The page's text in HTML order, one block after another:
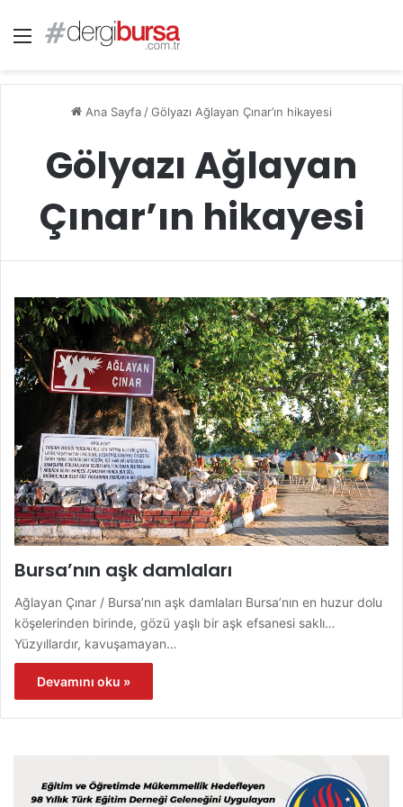
Menü
Ana Sayfa /Gölyazı Ağlayan Çınar’ın hikayesi
Gölyazı Ağlayan
Çınar’ın hikayesi
Bursa’nın aşk damlaları
Ağlayan Çınar / Bursa’nın aşk damlaları Bursa’nın en huzur dolu
köşelerinden birinde, gözü yaşlı bir aşk efsanesi saklı…
Yüzyıllardır, kavuşamayan…
Devamını oku »